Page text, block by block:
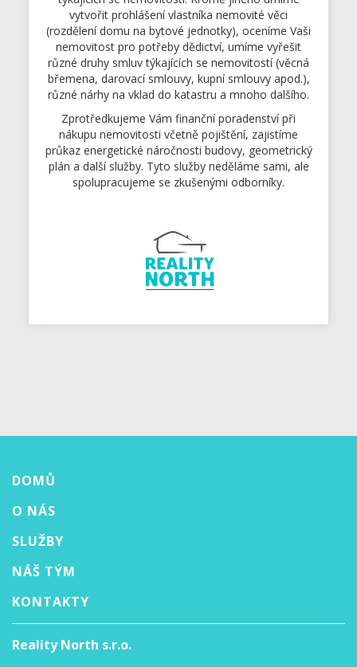
vytvořit prohlášení vlastníka nemovité věci
(rozdělení domu na bytové jednotky), oceníme Vaši
nemovitost pro potřeby dědictví, umíme vyřešit
různé druhy smluv týkajících se nemovitostí (věcná
břemena, darovací smlouvy, kupní smlouvy apod.),
různé nárhy na vklad do katastru a mnoho dalšího.
Zprotředkujeme Vám finanční poradenství při
nákupu nemovitosti včetně pojištění, zajistíme
průkaz energetické náročnosti budovy, geometrický
plán a další služby. Tyto služby neděláme sami, ale
spolupracujeme se zkušenými odborníky.
DOMŮ
O NÁS
SLUŽBY
NÁŠ TÝM
KONTAKTY
Reality North s.r.o.